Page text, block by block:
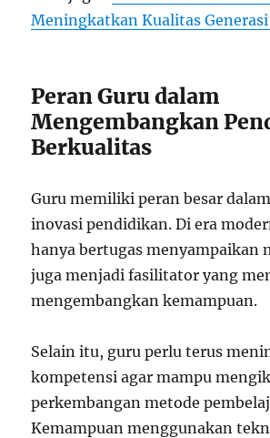
Meningkatkan Kualitas Generasi
Peran Guru dalam
Mengembangkan
Berkualitas
Guru memiliki peran besar
inovasi pendidikan. Di era
hanya bertugas menyampaikan
juga menjadi fasilitator yang
mengembangkan kemampuan.
Selain itu, guru perlu terus
kompetensi agar mampu
perkembangan metode
Kemampuan menggunakan